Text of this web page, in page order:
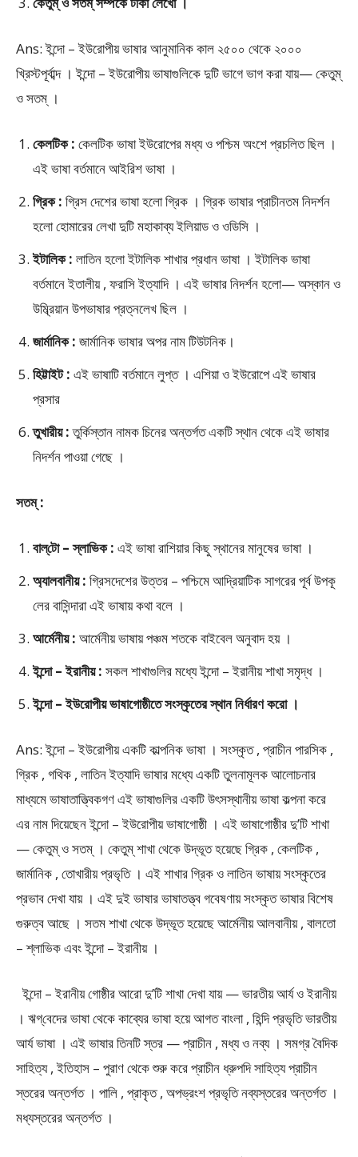
Ans: ইন্দো – ইউরোপীয় ভাষার আনুমানিক কাল ২৫০০ থেকে ২০০০
খ্রিস্টপূর্বাব্দ । ইন্দো – ইউরোপীয় ভাষাগুলিকে দুটি ভাগে ভাগ করা যায়— কেতুম্
ও সতম্ ।
কেলটিক : কেলটিক ভাষা ইউরোপের মধ্য ও পশ্চিম অংশে প্রচলিত ছিল ।
এই ভাষা বর্তমানে আইরিশ ভাষা ।
গ্রিক : গ্রিস দেশের ভাষা হলো গ্রিক । গ্রিক ভাষার প্রাচীনতম নিদর্শন
হলো হোমারের লেখা দুটি মহাকাব্য ইলিয়াড ও ওডিসি ।
ইটালিক : লাতিন হলো ইটালিক শাখার প্রধান ভাষা । ইটালিক ভাষা
বর্তমানে ইতালীয় , ফরাসি ইত্যাদি । এই ভাষার নিদর্শন হলো— অস্কান ও
উম্ব্রিয়ান উপভাষার প্রত্নলেখ ছিল ।
জার্মানিক : জার্মানিক ভাষার অপর নাম টিউটনিক।
হিট্টাইট : এই ভাষাটি বর্তমানে লুপ্ত । এশিয়া ও ইউরোপে এই ভাষার
প্রসার
তুখারীয় :তুর্কিস্তান নামক চিনের অন্তর্গত একটি স্থান থেকে এই ভাষার
নিদর্শন পাওয়া গেছে ।
সতম্ :
বাল্‌টো – স্লাভিক : এই ভাষা রাশিয়ার কিছু স্থানের মানুষের ভাষা ।
অ্যালবানীয় : গ্রিসদেশের উত্তর – পশ্চিমে আদ্রিয়াটিক সাগরের পূর্ব উপকূ
লের বাসিন্দারা এই ভাষায় কথা বলে ।
আর্মেনীয় : আর্মেনীয় ভাষায় পঞ্চম শতকে বাইবেল অনুবাদ হয় ।
ইন্দো – ইরানীয় : সকল শাখাগুলির মধ্যে ইন্দো – ইরানীয় শাখা সমৃদ্ধ ।
ইন্দো – ইউরোপীয় ভাষাগোষ্ঠীতে সংস্কৃতের স্থান নির্ধারণ করো ।
Ans: ইন্দো – ইউরোপীয় একটি কাল্পনিক ভাষা । সংস্কৃত , প্রাচীন পারসিক ,
গ্রিক , গথিক , লাতিন ইত্যাদি ভাষার মধ্যে একটি তুলনামূলক আলোচনার
মাধ্যমে ভাষাতাত্ত্বিকগণ এই ভাষাগুলির একটি উৎসস্থানীয় ভাষা কল্পনা করে
এর নাম দিয়েছেন ইন্দো – ইউরোপীয় ভাষাগোষ্ঠী । এই ভাষাগোষ্ঠীর দু’টি শাখা
— কেতুম্ ও সতম্ । কেতুম্ শাখা থেকে উদ্ভূত হয়েছে গ্রিক , কেলটিক ,
জার্মানিক , তোখারীয় প্রভৃতি । এই শাখার গ্রিক ও লাতিন ভাষায় সংস্কৃতের
প্রভাব দেখা যায় । এই দুই ভাষার ভাষাতত্ত্ব গবেষণায় সংস্কৃত ভাষার বিশেষ
গুরুত্ব আছে । সতম শাখা থেকে উদ্ভূত হয়েছে আর্মেনীয় আলবানীয় , বালতো
– শ্লাভিক এবং ইন্দো – ইরানীয় ।
ইন্দো – ইরানীয় গোষ্ঠীর আরো দু’টি শাখা দেখা যায় — ভারতীয় আর্য ও ইরানীয়
। ঋগ্‌বেদের ভাষা থেকে কাব্যের ভাষা হয়ে আগত বাংলা , হিন্দি প্রভৃতি ভারতীয়
আর্য ভাষা । এই ভাষার তিনটি স্তর — প্রাচীন , মধ্য ও নব্য । সমগ্র বৈদিক
সাহিত্য , ইতিহাস – পুরাণ থেকে শুরু করে প্রাচীন ধ্রুপদি সাহিত্য প্রাচীন
স্তরের অন্তর্গত । পালি , প্রাকৃত , অপভ্রংশ প্রভৃতি নব্যস্তরের অন্তর্গত ।
মধ্যস্তরের অন্তর্গত ।